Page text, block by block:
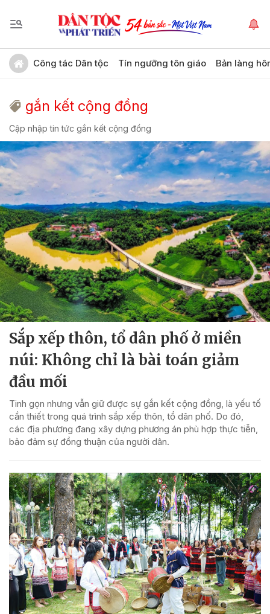
Công tác Dân tộc Tín ngưỡng tôn giáo Bản làng
gắn kết cộng đồng
Cập nhập tin tức gắn kết cộng đồng
Sắp xếp thôn, tổ dân phố ở miền
núi: Không chỉ là bài toán giảm
đầu mối
Tinh gọn nhưng vẫn giữ được sự gắn kết cộng đồng, là yếu tố
cần thiết trong quá trình sắp xếp thôn, tổ dân phố. Do đó,
các địa phương đang xây dựng phương án phù hợp thực tiễn,
bảo đảm sự đồng thuận của người dân.